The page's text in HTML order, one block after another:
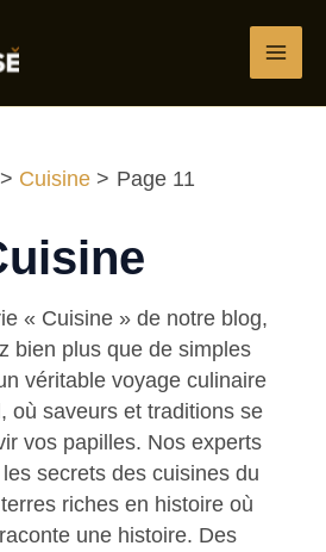
Cuisine Page 11
« Cuisine » de notre blog,
bien plus que de simples
véritable voyage culinaire
où saveurs et traditions se
vos papilles. Nos experts
secrets des cuisines du
riches en histoire où
une histoire. Des